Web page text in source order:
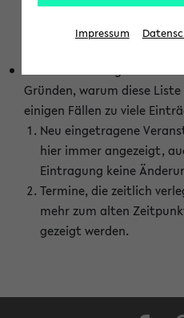
vollständig sein, wenn den
die Änderungen zeitnah
Gründen, warum diese
einigen Fällen zu viele
Neu eingetragene
hier immer angezeigt,
Eintragung keine
Termine, die zeitlich
mehr zum alten
gezeigt werden.
Impressum